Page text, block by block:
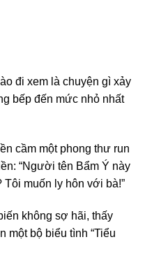
đi xem là chuyện gì xảy
bếp đến mức nhỏ nhất
cầm một phong thư run
“Người tên Bẩm Ý này
Tôi muốn ly hôn với bà!”
không sợ hãi, thấy
một bộ biểu tình “Tiểu